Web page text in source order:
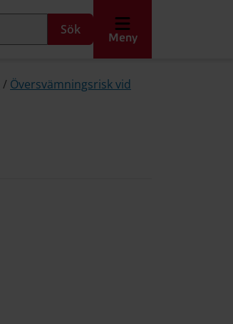
Sök
Meny
/ Översvämningsrisk vid